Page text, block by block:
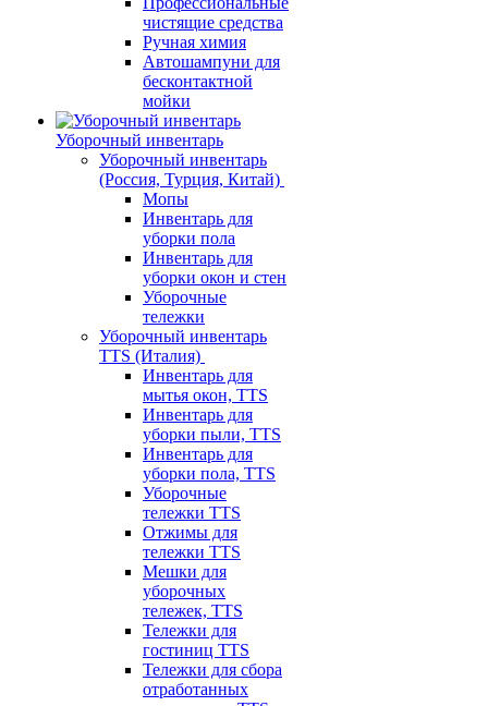
чистящие средства
Ручная химия
Автошампуни для
бесконтактной
мойки
Уборочный инвентарь
Уборочный инвентарь
(Россия, Турция, Китай)
Мопы
Инвентарь для
уборки пола
Инвентарь для
уборки окон и стен
Уборочные
тележки
Уборочный инвентарь
TTS (Италия)
Инвентарь для
мытья окон, TTS
Инвентарь для
уборки пыли, TTS
Инвентарь для
уборки пола, TTS
Уборочные
тележки TTS
Отжимы для
тележки TTS
Мешки для
уборочных
тележек, TTS
Тележки для
гостиниц TTS
Тележки для сбора
отработанных